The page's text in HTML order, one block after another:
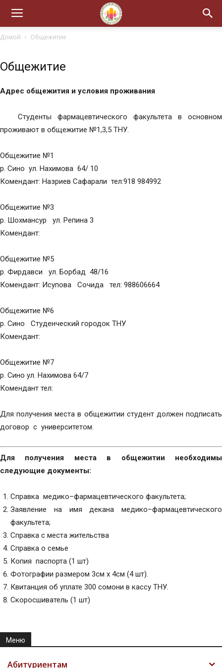
Домой Общежитие
Общежитие
Адрес общежития и условия проживания
Студенты фармацевтического факультета в основном
проживают в общежитие №1,3,5 ТНУ.
Общежитие №1
р. Сино ул. Нахимова 64/ 10
Комендант: Назриев Сафарали тел:918 984992
Общежитие №3
р. Шохмансур ул. Репина 3
Комендант:
Общежитие №5
р. Фирдавси ул. Борбад 48/16
Комендант: Исупова Сочида тел: 988606664
Общежитие №6
р. Сино Студенческий городок ТНУ
Комендант:
Общежитие №7
р. Сино ул. Нахимова 64/7
Комендант тел:
Для получения места в общежитии студент должен подписать
договор с университетом.
Для получения места в общежитии необходимы
следующие документы:
Справка медико–фармацевтического факультета;
Заявление на имя декана медико–фармацевтического
факультета;
Справка с места жительства
Справка о семье
Копия паспорта (1 шт)
Фотографии размером 3см х 4см (4 шт).
Квитанция об уплате 300 сомони в кассу ТНУ.
Скоросшиватель (1 шт)
Меню
Абитуриентам